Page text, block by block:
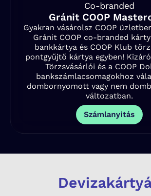
Co-branded
Gránit COOP
Gyakran vásárolsz COOP
Gránit COOP co-branded
bankkártya és COOP Klub
pontgyűjtő kártya egyben!
Törzsvásárlói és a COOP
bankszámlacsomagokhoz
dombornyomott vagy nem
változatban.
Számlanyitás